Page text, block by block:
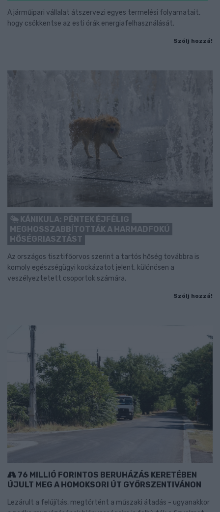
A járműipari vállalat átszervezi egyes termelési folyamatait,
hogy csökkentse az esti órák energiafelhasználását.
Szólj hozzá!
KÁNIKULA: PÉNTEK ÉJFÉLIG
MEGHOSSZABBÍTOTTÁK A HARMADFOKÚ
HŐSÉGRIASZTÁST
Az országos tisztifőorvos szerint a tartós hőség továbbra is
komoly egészségügyi kockázatot jelent, különösen a
veszélyeztetett csoportok számára.
Szólj hozzá!
76 MILLIÓ FORINTOS BERUHÁZÁS KERETÉBEN
ÚJULT MEG A HOMOKSORI ÚT GYŐRSZENTIVÁNON
Lezárult a felújítás, megtörtént a műszaki átadás - ugyanakkor